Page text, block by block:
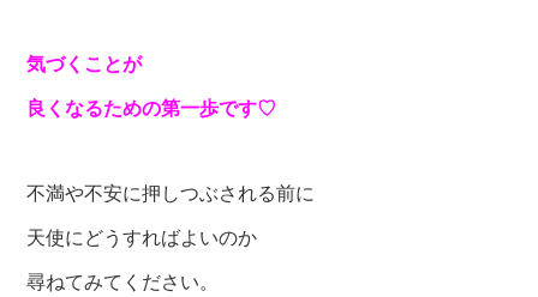
気づくことが
良くなるための第一歩です♡
不満や不安に押しつぶされる前に
天使にどうすればよいのか
尋ねてみてください。